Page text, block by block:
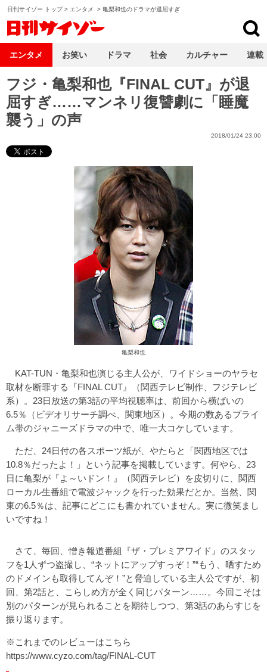
日刊サイゾー トップ> エンタメ > 亀梨和也のドラマが退屈すぎ
フジ・亀梨和也『FINAL CUT』が退
屈すぎ……マンネリ復讐劇に「睡魔
襲う」の声
2018/01/24 23:00
亀梨和也
KAT-TUN・亀梨和也演じる主人公が、ワイドショーのヤラセ
取材を断罪する『FINAL CUT』（関西テレビ制作、フジテレビ
系）。23日放送の第3話の平均視聴率は、前回から横ばいの
6.5％（ビデオリサーチ調べ、関東地区）。今期の数あるプライ
ム帯のジャニーズドラマの中で、唯一大コケしています。
ただ、24日付の各スポーツ紙が、やたらと「関西地区では
10.8％だったよ！」という記事を掲載しています。何やら、23
日に亀梨が『よ～いドン！』（関西テレビ）を皮切りに、関西
ローカル生番組で電波ジャックを行った効果だとか。当然、関
東の6.5％は、記事にどこにも書かれていません。実に微笑まし
いですね！
さて、毎回、憎き報道番組『ザ・プレミアワイド』のスタッ
フを1人ずつ盗撮し、“ネットにアップすっぞ！”“もう、晒すため
のドメインも取得してんぞ！”と脅迫している主人公ですが、初
回、第2話と、こらしめ方が全く同じパターン……。今回こそは
別のパターンが見られることを期待しつつ、第3話のあらすじを
振り返ります。
※これまでのレビューはこちら
https://www.cyzo.com/tag/FINAL-CUT
エンタメ お笑い ドラマ 社会 カルチャー 連載